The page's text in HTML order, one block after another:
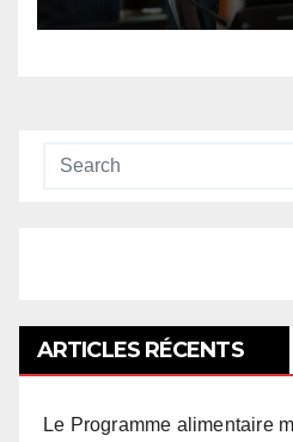
ARTICLES RÉCENTS
Le Programme alimentaire